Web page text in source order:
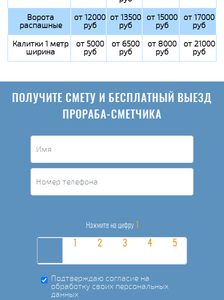
Ворота
распашные
от 12000
руб
от 13500
руб
от 15000
руб
от 17000
руб
Калитки 1 метр
ширина
от 5000
руб
от 6500
руб
от 8000
руб
от 21000
руб
ПОЛУЧИТЕ СМЕТУ И БЕСПЛАТНЫЙ ВЫЕЗД
ПРОРАБА-СМЕТЧИКА
Нажмите на цифру 1
Подтверждаю согласие на
обработку своих персональных
данных